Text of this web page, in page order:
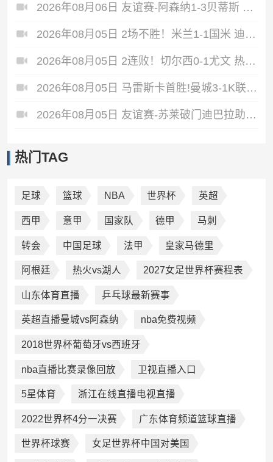
2026年08月06日 友谊赛-阿森纳1-3贝蒂斯 因卡皮耶破门难救主 福纳尔斯1射2传
2026年08月05日 2场不胜！米兰1-1国米 迪马尔科破门 恩昆库造点+点射拉莫斯登场
2026年08月05日 2连败！切尔西0-1尤文 热格罗瓦世界波制胜穆德里克时隔614天复出
2026年08月05日 马雷斯卡首胜!曼城3-1K联赛全明星 赖因德斯努里破门塞梅尼奥助攻
2026年08月05日 友谊赛-苏莱破门迪巴拉助攻 罗马4-1纽波特郡
热门TAG
足球 篮球 NBA 世界杯 英超
西甲 意甲 国家队 德甲 马刺
转会 中国足球 法甲 皇家马德里
阿根廷 热火vs湖人 2027女足世界杯赛程表
山东体育直播 乒乓球最新赛事
英超直播曼城vs阿森纳 nba免费视频
2018世界杯葡萄牙vs西班牙
nba直播比赛录像回放 卫视直播入口
5星体育 浙江在线直播电视直播
2022世界杯4分一决赛 广东体育频道篮球直播
世界杯球赛 女足世界杯中国对美国